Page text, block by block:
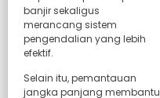
banjir sekaligus
merancang sistem
pengendalian yang lebih
efektif.
Selain itu, pemantauan
jangka panjang membantu